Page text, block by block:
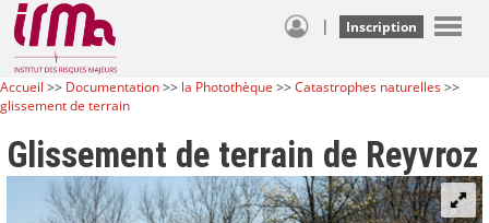
| Inscription
Accueil >> Documentation>> la Photothèque >>Catastrophes naturelles>>
glissement de terrain
Glissement de terrain de Reyvroz